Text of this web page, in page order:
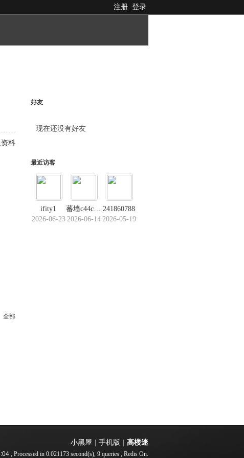
注册 登录
料
全部
好友
现在还没有好友
最近访客
ifity1
2026-06-23
蕃墙c44c．us
2026-06-14
241860788
2026-05-19
小黑屋 手机版 高楼迷
, Processed in 0.021173 second(s), 9 queries , Redis On.